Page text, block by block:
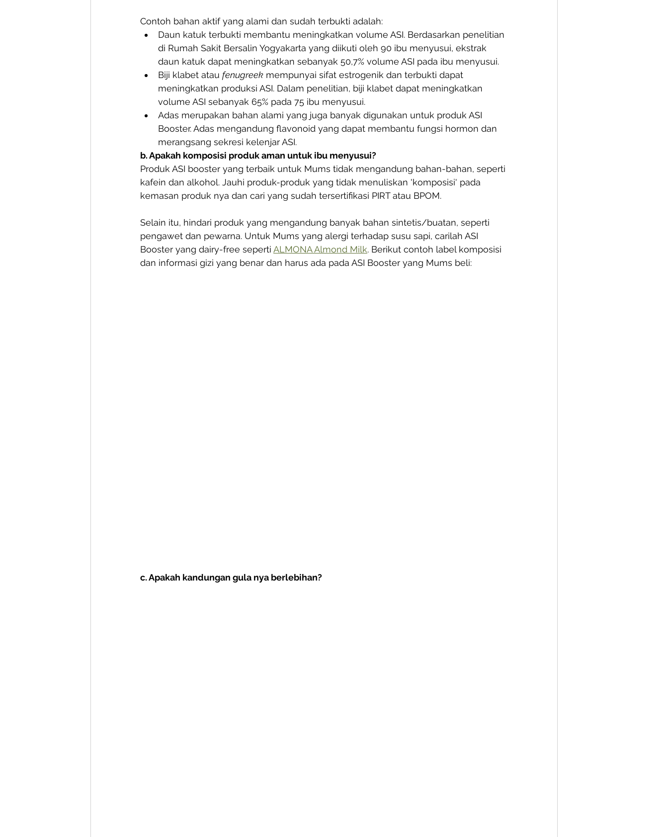
Contoh bahan aktif yang alami dan sudah terbukti adalah:
Daun katuk terbukti membantu meningkatkan volume ASI. Berdasarkan penelitian
di Rumah Sakit Bersalin Yogyakarta yang diikuti oleh 90 ibu menyusui, ekstrak
daun katuk dapat meningkatkan sebanyak 50,7% volume ASI pada ibu menyusui.
Biji klabet atau fenugreek mempunyai sifat estrogenik dan terbukti dapat
meningkatkan produksi ASI. Dalam penelitian, biji klabet dapat meningkatkan
volume ASI sebanyak 65% pada 75 ibu menyusui.
Adas merupakan bahan alami yang juga banyak digunakan untuk produk ASI
Booster. Adas mengandung flavonoid yang dapat membantu fungsi hormon dan
merangsang sekresi kelenjar ASI.
b. Apakah komposisi produk aman untuk ibu menyusui?
Produk ASI booster yang terbaik untuk Mums tidak mengandung bahan-bahan, seperti
kafein dan alkohol. Jauhi produk-produk yang tidak menuliskan 'komposisi' pada
kemasan produk nya dan cari yang sudah tersertifikasi PIRT atau BPOM.
Selain itu, hindari produk yang mengandung banyak bahan sintetis/buatan, seperti
pengawet dan pewarna. Untuk Mums yang alergi terhadap susu sapi, carilah ASI
Booster yang dairy-free seperti ALMONA Almond Milk. Berikut contoh label komposisi
dan informasi gizi yang benar dan harus ada pada ASI Booster yang Mums beli:
c. Apakah kandungan gula nya berlebihan?